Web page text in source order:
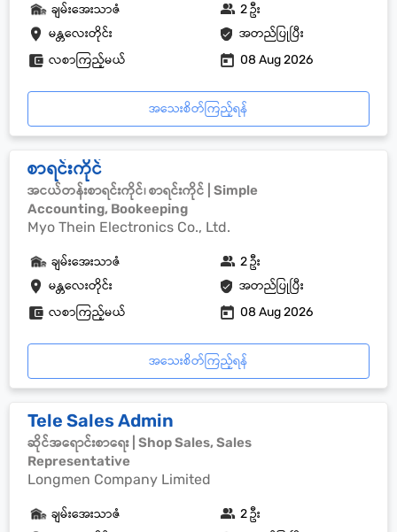
မန္တလေးတိုင်း အတည်ပြုပြီး
ချမ်းအေးသာဇံ 2 ဦး
လစာကြည့်မယ် 08 Aug 2026
အသေးစိတ်ကြည့်ရန်
စာရင်းကိုင်
အငယ်တန်းစာရင်းကိုင်၊ စာရင်းကိုင် | Simple
Accounting, Bookeeping
Myo Thein Electronics Co., Ltd.
မန္တလေးတိုင်း အတည်ပြုပြီး
ချမ်းအေးသာဇံ 2 ဦး
လစာကြည့်မယ် 08 Aug 2026
အသေးစိတ်ကြည့်ရန်
Tele Sales Admin
ဆိုင်အရောင်းစာရေး | Shop Sales, Sales
Representative
Longmen Company Limited
ချမ်းအေးသာဇံ 2 ဦး